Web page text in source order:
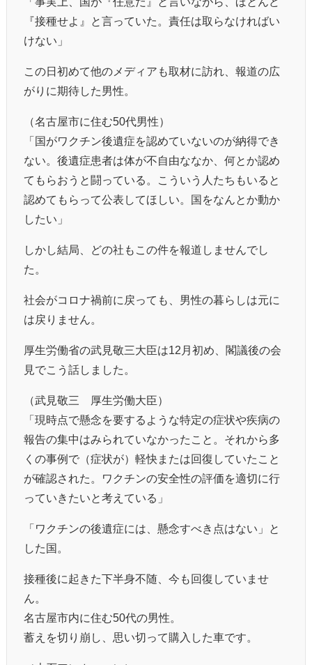
『接種せよ』と言っていた。責任は取らなければい
けない」
この日初めて他のメディアも取材に訪れ、報道の広
がりに期待した男性。
（名古屋市に住む50代男性）
「国がワクチン後遺症を認めていないのが納得でき
ない。後遺症患者は体が不自由ななか、何とか認め
てもらおうと闘っている。こういう人たちもいると
認めてもらって公表してほしい。国をなんとか動か
したい」
しかし結局、どの社もこの件を報道しませんでし
た。
社会がコロナ禍前に戻っても、男性の暮らしは元に
は戻りません。
厚生労働省の武見敬三大臣は12月初め、閣議後の会
見でこう話しました。
（武見敬三 厚生労働大臣）
「現時点で懸念を要するような特定の症状や疾病の
報告の集中はみられていなかったこと。それから多
くの事例で（症状が）軽快または回復していたこと
が確認された。ワクチンの安全性の評価を適切に行
っていきたいと考えている」
「ワクチンの後遺症には、懸念すべき点はない」と
した国。
接種後に起きた下半身不随、今も回復していませ
ん。
名古屋市内に住む50代の男性。
蓄えを切り崩し、思い切って購入した車です。